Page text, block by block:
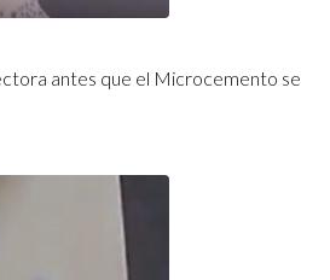
antes que el Microcemento se